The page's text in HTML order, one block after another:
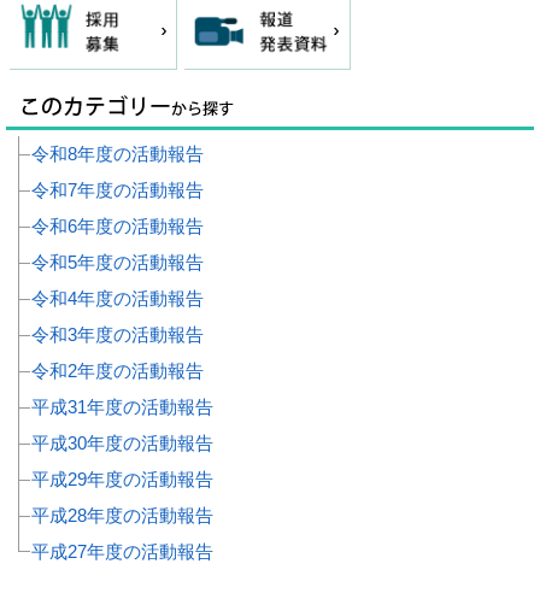
令和8年度の活動報告
令和7年度の活動報告
令和6年度の活動報告
令和5年度の活動報告
令和4年度の活動報告
令和3年度の活動報告
令和2年度の活動報告
平成31年度の活動報告
平成30年度の活動報告
平成29年度の活動報告
平成28年度の活動報告
平成27年度の活動報告